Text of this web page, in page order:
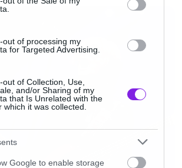
out of processing my
for Targeted Advertising.
of Collection, Use,
and/or Sharing of my
that Is Unrelated with the
which it was collected.
Google to enable storage
δυνάμεις του σύγχρονου
και μέλος των Architects
2023, το συγκρότημα έχει
ξεχωριστό ήχο που
melodic death metal και
μέσα από δίσκους όπως
Of An Age”, “Edge Of The
και “Cycle Of Suffering”.